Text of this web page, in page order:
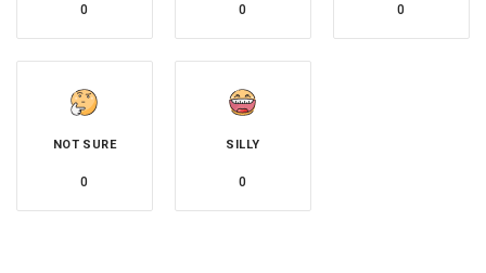
0 0 0
NOT SURE
0
SILLY
0